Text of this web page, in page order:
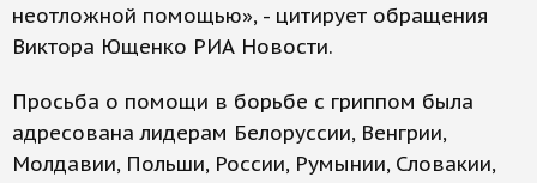
неотложной помощью», - цитирует обращения
Виктора Ющенко РИА Новости.
Просьба о помощи в борьбе с гриппом была
адресована лидерам Белоруссии, Венгрии,
Молдавии, Польши, России, Румынии, Словакии,